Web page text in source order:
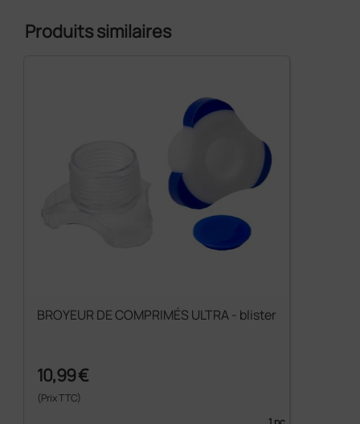
Produits similaires
BROYEUR DE COMPRIMÉS ULTRA - blister
10,99 €
(Prix TTC)